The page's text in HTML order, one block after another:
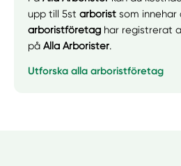
upp till 5starborist som
arboristföretag har registrerat
påAlla Arborister.
Utforska alla arboristföretag